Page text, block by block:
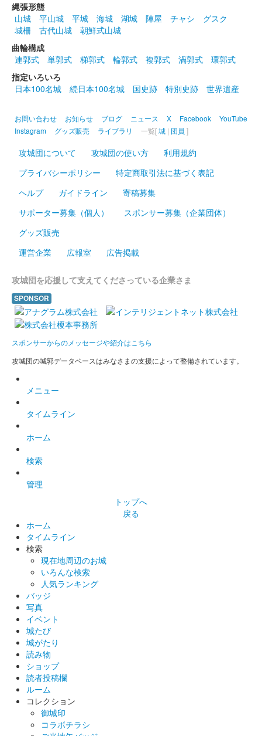
て発売されたJR西日本とのコラボ御城印。和歌山城と桜、東海
道・山陽新幹線N700S、特急くろしお287系電車が描かれてい
る。EX予約サービス……
和歌山城 御城印
販売終了
岸和田城の危機を蛸が救ったといわれている「蛸地蔵伝説」にち
なんで、蛸のスタンプを押印した御城印。70枚限定。
和歌山城 御城印
岸和田城天守復興70周年 冬の陣参
陣記念版（緑）
販売終了
岸和田城の危機を蛸が救ったといわれている「蛸地蔵伝説」にち
和歌山城 御城印 令和7年新春限定版
和歌山城 御城印
販売終了
和歌山城 御城印
販売終了
和歌山城 御城印
販売終了
家紋が斜めに配置されたバージョン。
和歌山城 御城印
販売終了
和歌山城 御城印
販売終了
縄張形態
山城
平山城 平城 海城 湖城 陣屋 チャシ
グスク
城柵
古代山城
朝鮮式山城
曲輪構成
連郭式
単郭式 梯郭式 輪郭式 複郭式 渦郭式
環郭式
指定いろいろ
日本100名城
続日本100名城 国史跡 特別史跡 世界遺産
お問い合わせ お知らせ ブログ ニュース X Facebook
YouTube
Instagram
グッズ販売 ライブラリ 一覧[城 | 団員 ]
攻城団について 攻城団の使い方
利用規約
プライバシーポリシー
特定商取引法に基づく表記
ヘルプ
ガイドライン
寄稿募集
サポーター募集（個人）
スポンサー募集（企業団体）
グッズ販売
運営企業
広報室 広告掲載
攻城団を応援して支えてくださっている企業さま
SPONSOR
スポンサーからのメッセージや紹介はこちら
攻城団の城郭データベースはみなさまの支援によって整備されています。
メニュー
タイムライン
ホーム
検索
管理
トップへ
戻る
ホーム
タイムライン
検索
現在地周辺のお城
いろんな検索
人気ランキング
バッジ
写真
イベント
城たび
城がたり
読み物
ショップ
読者投稿欄
ルーム
コレクション
御城印
コラボチラシ